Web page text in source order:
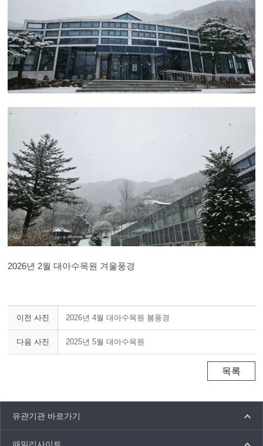
2026년 2월 대아수목원 겨울풍경
이전 사진 2026년 4월 대아수목원 봄풍경
다음 사진 2025년 5월 대아수목원
목록
유관기관 바로가기
패밀리사이트